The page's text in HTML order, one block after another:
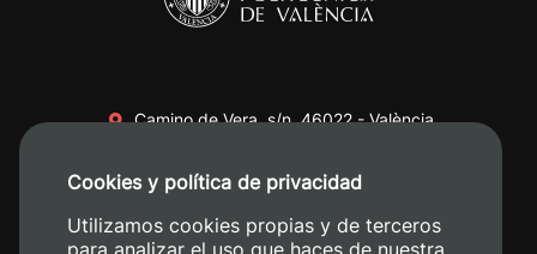
Camino de Vera, s/n. 46022 - València
+34 620 04 00 50
Cookies y política de privacidad
Utilizamos cookies propias y de terceros
para analizar el uso que haces de nuestra